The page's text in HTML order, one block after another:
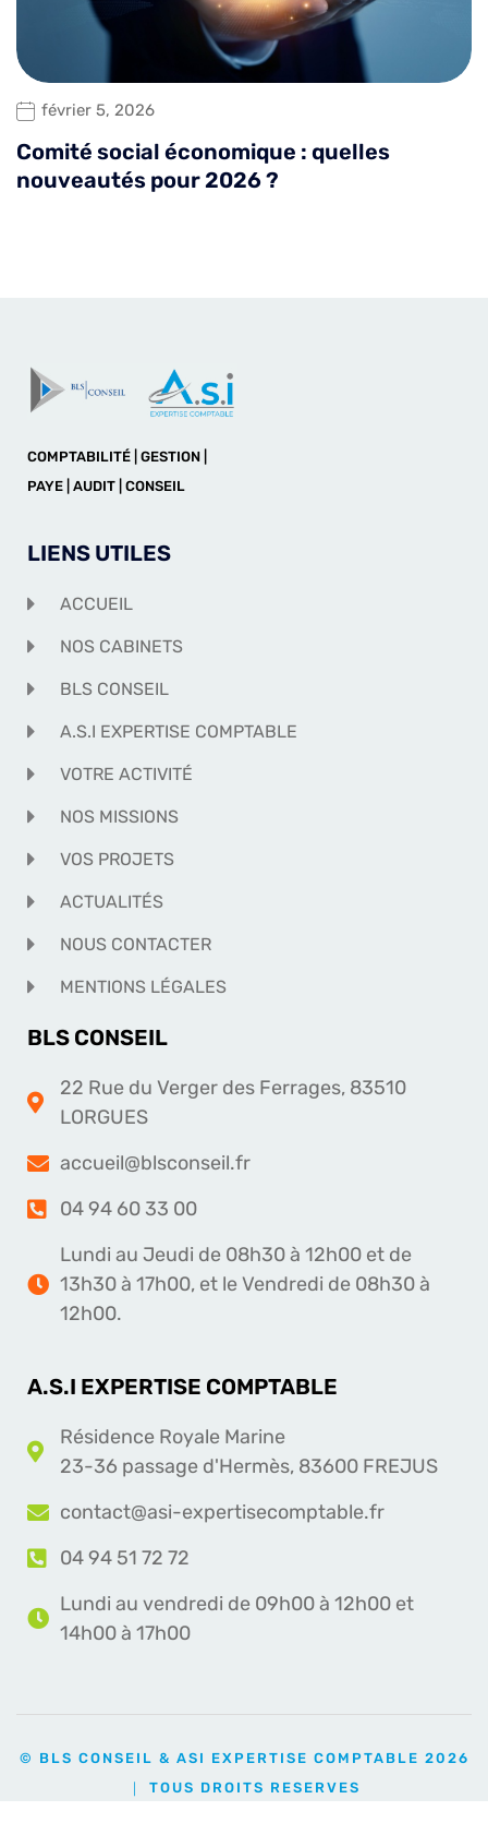
février 5, 2026
Comité social économique : quelles
nouveautés pour 2026 ?
COMPTABILITÉ | GESTION |
PAYE | AUDIT | CONSEIL
LIENS UTILES
ACCUEIL
NOS CABINETS
BLS CONSEIL
A.S.I EXPERTISE COMPTABLE
VOTRE ACTIVITÉ
NOS MISSIONS
VOS PROJETS
ACTUALITÉS
NOUS CONTACTER
MENTIONS LÉGALES
BLS CONSEIL
22 Rue du Verger des Ferrages, 83510
LORGUES
accueil@blsconseil.fr
04 94 60 33 00
Lundi au Jeudi de 08h30 à 12h00 et de
13h30 à 17h00, et le Vendredi de 08h30 à
12h00.
A.S.I EXPERTISE COMPTABLE
Résidence Royale Marine
23-36 passage d'Hermès, 83600 FREJUS
contact@asi-expertisecomptable.fr
04 94 51 72 72
Lundi au vendredi de 09h00 à 12h00 et
14h00 à 17h00
© BLS CONSEIL & ASI EXPERTISE COMPTABLE 2026
｜ TOUS DROITS RESERVES